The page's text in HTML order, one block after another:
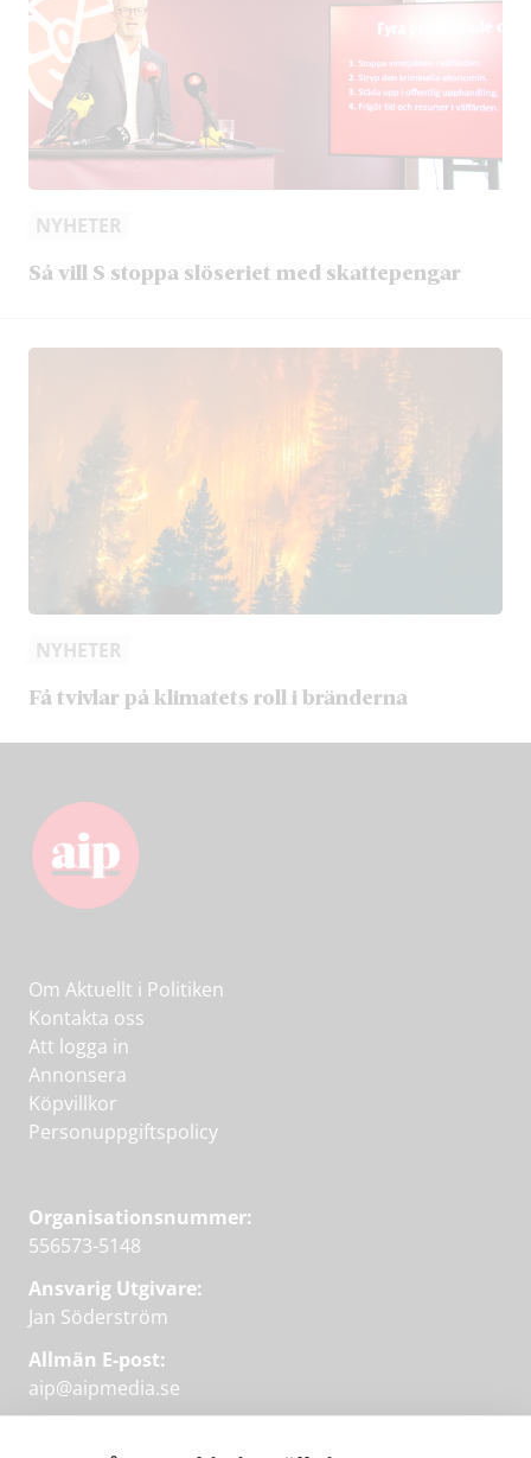
NYHETER
Så vill S stoppa slöseriet med skattepengar
NYHETER
Få tvivlar på klimatets roll i bränderna
Om Aktuellt i Politiken
Kontakta oss
Att logga in
Annonsera
Köpvillkor
Personuppgiftspolicy
Organisationsnummer:
556573-5148
Ansvarig Utgivare:
Jan Söderström
Allmän E-post:
aip@aipmedia.se